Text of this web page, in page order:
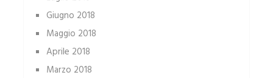
Giugno 2018
Maggio 2018
Aprile 2018
Marzo 2018